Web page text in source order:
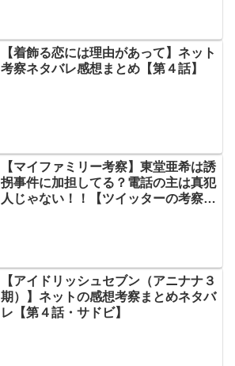
【着飾る恋には理由があって】ネット
考察ネタバレ感想まとめ【第４話】
【マイファミリー考察】東堂亜希は誘
拐事件に加担してる？電話の主は真犯
人じゃない！！【ツイッターの考察ネ
【アイドリッシュセブン（アニナナ３
期）】ネットの感想考察まとめネタバ
レ【第４話・サドビ】